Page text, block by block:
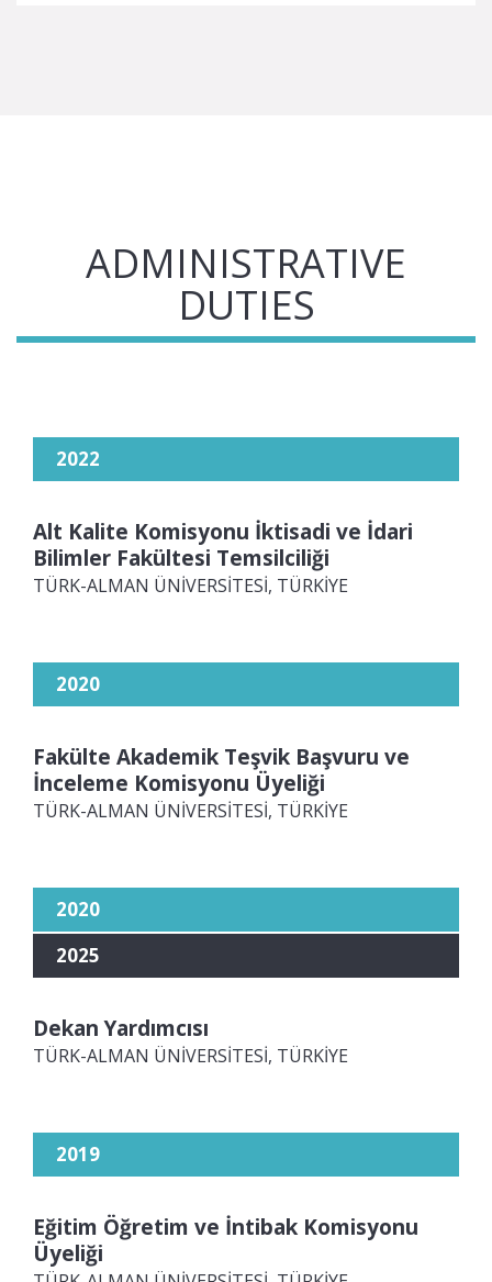
ADMINISTRATIVE
DUTIES
2022
Alt Kalite Komisyonu İktisadi ve İdari
Bilimler Fakültesi Temsilciliği
TÜRK-ALMAN ÜNİVERSİTESİ, TÜRKİYE
2020
Fakülte Akademik Teşvik Başvuru ve
İnceleme Komisyonu Üyeliği
TÜRK-ALMAN ÜNİVERSİTESİ, TÜRKİYE
2020
2025
Dekan Yardımcısı
TÜRK-ALMAN ÜNİVERSİTESİ, TÜRKİYE
2019
Eğitim Öğretim ve İntibak Komisyonu
Üyeliği